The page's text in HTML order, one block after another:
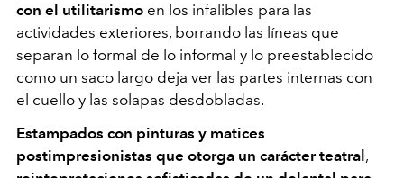
con el utilitarismo en los infalibles para las
actividades exteriores, borrando las líneas que
separan lo formal de lo informal y lo preestablecido
como un saco largo deja ver las partes internas con
el cuello y las solapas desdobladas.
Estampados con pinturas y matices
postimpresionistas que otorga un carácter teatral ,